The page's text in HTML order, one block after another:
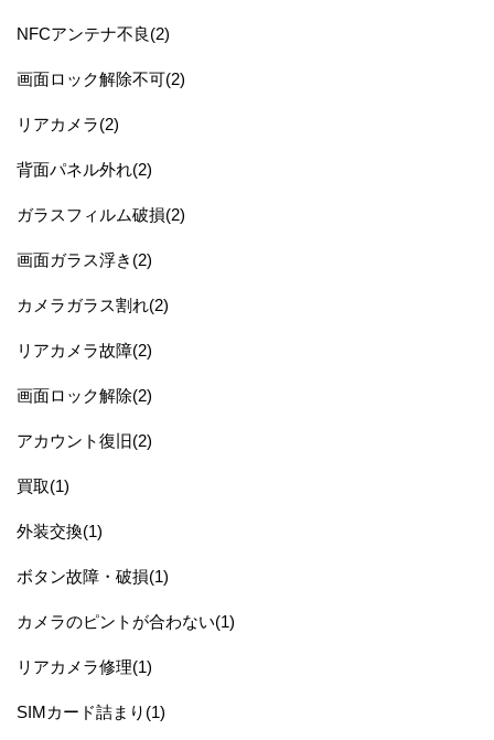
NFCアンテナ不良(2)
画面ロック解除不可(2)
リアカメラ(2)
背面パネル外れ(2)
ガラスフィルム破損(2)
画面ガラス浮き(2)
カメラガラス割れ(2)
リアカメラ故障(2)
画面ロック解除(2)
アカウント復旧(2)
買取(1)
外装交換(1)
ボタン故障・破損(1)
カメラのピントが合わない(1)
リアカメラ修理(1)
SIMカード詰まり(1)